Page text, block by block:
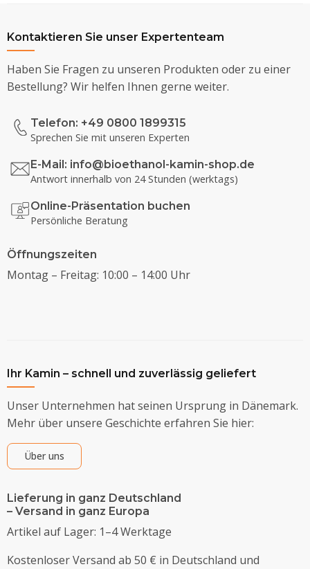
Kontaktieren Sie unser Expertenteam
Haben Sie Fragen zu unseren Produkten oder zu einer
Bestellung? Wir helfen Ihnen gerne weiter.
Telefon: +49 0800 1899315
Sprechen Sie mit unseren Experten
E-Mail: info@bioethanol-kamin-shop.de
Antwort innerhalb von 24 Stunden (werktags)
Online-Präsentation buchen
Persönliche Beratung
Öffnungszeiten
Montag – Freitag: 10:00 – 14:00 Uhr
Ihr Kamin – schnell und zuverlässig geliefert
Unser Unternehmen hat seinen Ursprung in Dänemark.
Mehr über unsere Geschichte erfahren Sie hier:
Über uns
Lieferung in ganz Deutschland
– Versand in ganz Europa
Artikel auf Lager: 1–4 Werktage
Kostenloser Versand ab 50 € in Deutschland und